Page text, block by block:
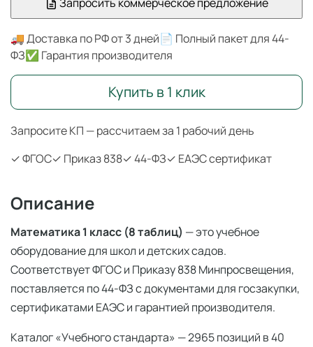
Запросите КП — рассчитаем за 1 рабочий день
✓ ФГОС✓ Приказ 838✓ 44-ФЗ✓ ЕАЭС сертификат
🚚 Доставка по РФ от 3 дней📄 Полный пакет для 44-
ФЗ✅ Гарантия производителя
Купить в 1 клик
Описание
Математика 1 класс (8 таблиц) — это учебное
оборудование для школ и детских садов.
Соответствует ФГОС и Приказу 838 Минпросвещения,
поставляется по 44-ФЗ с документами для госзакупки,
сертификатами ЕАЭС и гарантией производителя.
Каталог «Учебного стандарта» — 2965 позиций в 40